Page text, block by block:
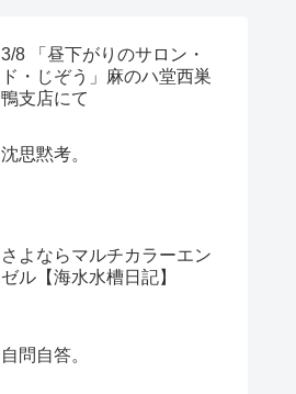
3/8 「昼下がりのサロン・
ド・じぞう」麻のハ堂西巣
鴨支店にて
沈思黙考。
さよならマルチカラーエン
ゼル【海水水槽日記】
自問自答。